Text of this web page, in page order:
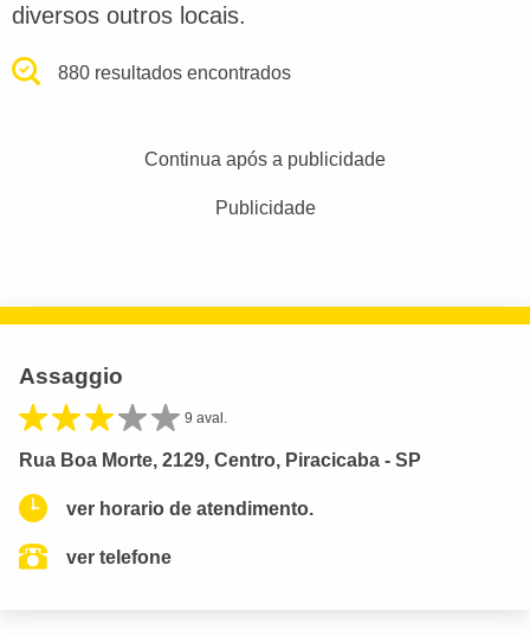
diversos outros locais.
880 resultados encontrados
Continua após a publicidade
Publicidade
Assaggio
9 aval.
Rua Boa Morte, 2129, Centro, Piracicaba - SP
ver horario de atendimento.
ver telefone